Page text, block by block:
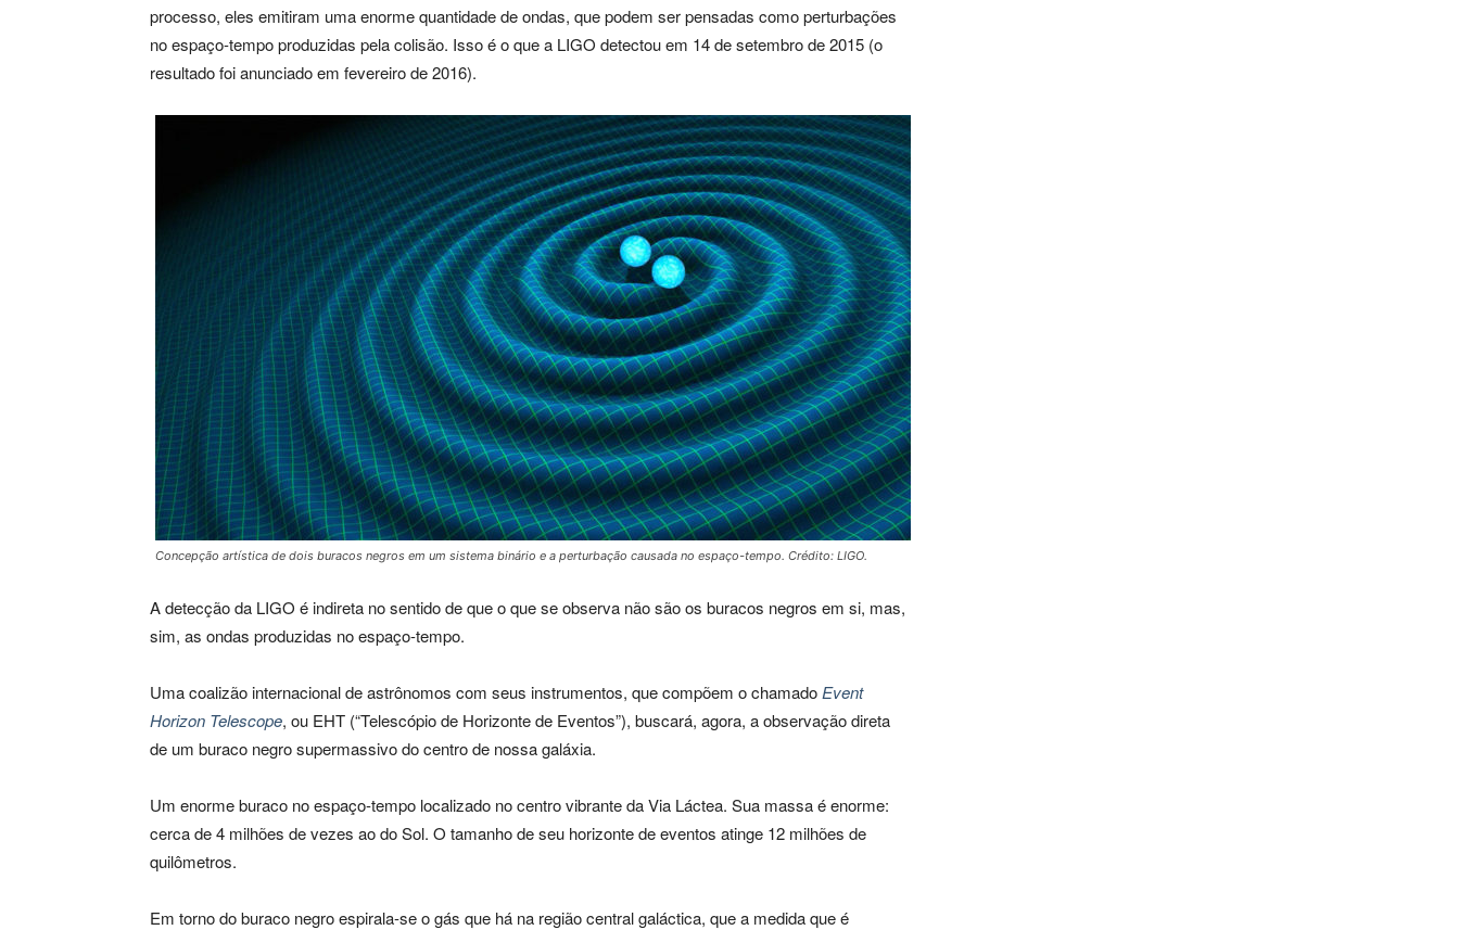
processo, eles emitiram uma enorme quantidade de ondas, que podem ser pensadas como perturbações
no espaço-tempo produzidas pela colisão. Isso é o que a LIGO detectou em 14 de setembro de 2015 (o
resultado foi anunciado em fevereiro de 2016).
Concepção artística de dois buracos negros em um sistema binário e a perturbação causada no espaço-tempo. Crédito: LIGO.
A detecção da LIGO é indireta no sentido de que o que se observa não são os buracos negros em si, mas,
sim, as ondas produzidas no espaço-tempo.
Uma coalizão internacional de astrônomos com seus instrumentos, que compõem o chamado Event
Horizon Telescope, ou EHT (“Telescópio de Horizonte de Eventos”), buscará, agora, a observação direta
de um buraco negro supermassivo do centro de nossa galáxia.
Um enorme buraco no espaço-tempo localizado no centro vibrante da Via Láctea. Sua massa é enorme:
cerca de 4 milhões de vezes ao do Sol. O tamanho de seu horizonte de eventos atinge 12 milhões de
quilômetros.
Em torno do buraco negro espirala-se o gás que há na região central galáctica, que a medida que é